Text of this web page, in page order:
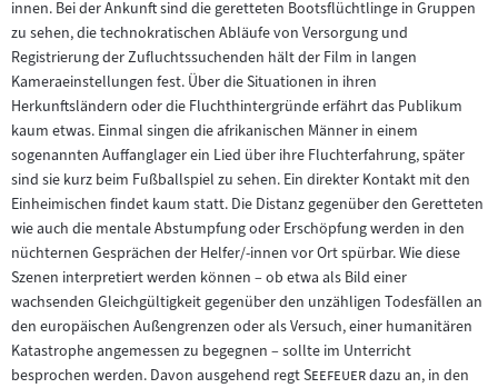
innen. Bei der Ankunft sind die geretteten Bootsflüchtlinge in Gruppen
zu sehen, die technokratischen Abläufe von Versorgung und
Registrierung der Zufluchtssuchenden hält der Film in langen
Kameraeinstellungen fest. Über die Situationen in ihren
Herkunftsländern oder die Fluchthintergründe erfährt das Publikum
kaum etwas. Einmal singen die afrikanischen Männer in einem
sogenannten Auffanglager ein Lied über ihre Fluchterfahrung, später
sind sie kurz beim Fußballspiel zu sehen. Ein direkter Kontakt mit den
Einheimischen findet kaum statt. Die Distanz gegenüber den Geretteten
wie auch die mentale Abstumpfung oder Erschöpfung werden in den
nüchternen Gesprächen der Helfer/-innen vor Ort spürbar. Wie diese
Szenen interpretiert werden können – ob etwa als Bild einer
wachsenden Gleichgültigkeit gegenüber den unzähligen Todesfällen an
den europäischen Außengrenzen oder als Versuch, einer humanitären
Katastrophe angemessen zu begegnen – sollte im Unterricht
besprochen werden. Davon ausgehend regt"
Seefeuer"dazu an, in den